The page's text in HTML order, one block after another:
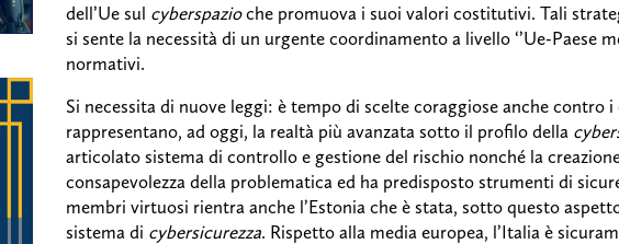
dell’Ue sul cyberspazioche promuova i suoi valori costitutivi. Tali
si sente la necessità di un urgente coordinamento a livello ‘’Ue-Paese
normativi.
Si necessita di nuove leggi: è tempo di scelte coraggiose anche contro
rappresentano, ad oggi, la realtà più avanzata sotto il profilo della
articolato sistema di controllo e gestione del rischio nonché la
consapevolezza della problematica ed ha predisposto strumenti di
membri virtuosi rientra anche l’Estonia che è stata, sotto questo
sistema di cybersicurezza. Rispetto alla media europea, l’Italia è